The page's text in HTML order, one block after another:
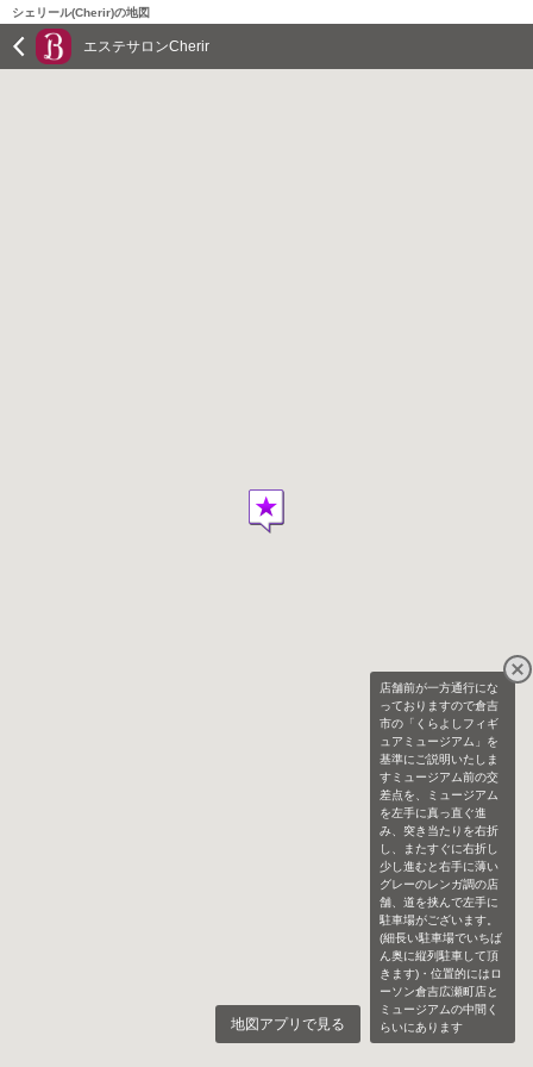
シェリール(Cherir)の地図
エステサロンCherir
店舗前が一方通行にな
っておりますので倉吉
市の「くらよしフィギ
ュアミュージアム」を
基準にご説明いたしま
すミュージアム前の交
差点を、ミュージアム
を左手に真っ直ぐ進
み、突き当たりを右折
し、またすぐに右折し
少し進むと右手に薄い
グレーのレンガ調の店
舗、道を挟んで左手に
駐車場がございます。
(細長い駐車場でいちば
ん奥に縦列駐車して頂
きます)・位置的にはロ
ーソン倉吉広瀬町店と
ミュージアムの中間く
らいにあります
地図アプリで見る